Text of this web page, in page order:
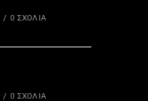
/ 0 ΣΧΌΛΙΑ
/ 0 ΣΧΌΛΙΑ